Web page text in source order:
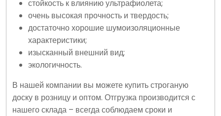
стойкость к влиянию ультрафиолета;
очень высокая прочность и твердость;
достаточно хорошие шумоизоляционные
характеристики;
изысканный внешний вид;
экологичность.
В нашей компании вы можете купить строганую
доску в розницу и оптом. Отгрузка производится с
нашего склада – всегда соблюдаем сроки и